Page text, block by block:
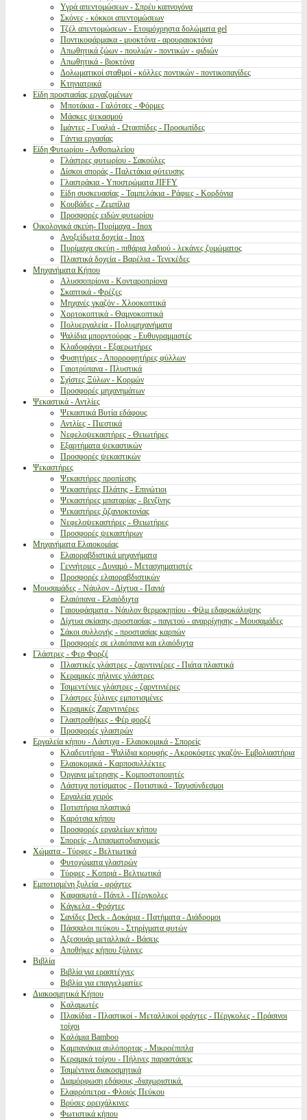
Υγρά απεντομώσεων - Σπρέυ καπνογόνα
Σκόνες - κόκκοι απεντομώσεων
Τζέλ απεντομώσεων - Ετοιμόχρηστα δολώματα gel
Ποντικοφάρμακα - μυοκτόνα - αρουραιοκτόνα
Απωθητικά ζώων - πουλιών - ποντικών - φιδιών
Απωθητικά - βιοκτόνα
Δολωματικοί σταθμοί - κόλλες ποντικών - ποντικοπαγίδες
Κτηνιατρικά
Είδη προστασίας εργαζομένων
Μποτάκια - Γαλότσες - Φόρμες
Μάσκες ψεκασμού
Ιμάντες - Γυαλιά - Ωτασπίδες - Προσωπίδες
Γάντια εργασίας
Είδη Φυτωρίου - Ανθοπωλείου
Γλάστρες φυτωρίου - Σακούλες
Δίσκοι σποράς - Παλετάκια φύτευσης
Γλαστράκια - Υποστρώματα JIFFY
Είδη συσκευασίας - Ταμπελάκια - Ράφιες - Κορδόνια
Κουβάδες - Ζεμπίλια
Προσφορές ειδών φυτωρίου
Οικολογικά σκεύη- Πυρίμαχα - Inox
Ανοξείδωτα δοχεία - Inox
Πυρίμαχα σκεύη - πιθάρια λαδιού - λεκάνες ζυμώματος
Πλαστικά δοχεία - Βαρέλια - Τενεκέδες
Μηχανήματα Κήπου
Αλυσσοπρίονα - Κονταροπρίονα
Σκαπτικά - Φρέζες
Μηχανές γκαζόν - Χλοοκοπτικά
Χορτοκοπτικά - Θαμνοκοπτικά
Πολυεργαλεία - Πολυμηχανήματα
Ψαλίδια μπορντούρας - Ευθυγραμμιστές
Κλαδοφάγοι - Εξαερωτήρες
Φυσητήρες - Απορροφητήρες φύλλων
Γαιοτρύπανα - Πλυστικά
Σχίστες Ξύλων - Κορμών
Προσφορές μηχανημάτων
Ψεκαστικά - Αντλίες
Ψεκαστικά Βυτία εδάφους
Αντλίες - Πιεστικά
Νεφελοψεκαστήρες - Θειωτήρες
Εξαρτήματα ψεκαστικών
Προσφορές ψεκαστικών
Ψεκαστήρες
Ψεκαστήρες προπίεσης
Ψεκαστήρες Πλάτης - Επινώτιοι
Ψεκαστήρες μπαταρίας - βενζίνης
Ψεκαστήρες ζιζανιοκτονίας
Νεφελοψεκαστήρες - Θειωτήρες
Προσφορές ψεκαστήρων
Μηχανήματα Ελαιοκομίας
Ελαιοραβδιστικά μηχανήματα
Γεννήτριες - Δυναμό - Μετασχηματιστές
Προσφορές ελαιοραβδιστικών
Μουσαμάδες - Νάυλον - Δίχτυα - Πανιά
Ελαιόπανα - Ελαιόδιχτα
Γαιουφάσματα - Νάυλον θερμοκηπίου - Φίλμ εδαφοκάλυψης
Δίχτυα σκίασης-προστασίας - παγετού - αναρρίχησης - Μουσαμάδες
Σάκοι συλλογής - προστασίας καρπών
Προσφορές σε ελαιόπανα και ελαιόδιχτα
Γλάστρες - Φερ Φορζέ
Πλαστικές γλάστρες - ζαρντινιέρες - Πιάτα πλαστικά
Κεραμικές πήλινες γλάστρες
Τσιμεντένιες γλάστρες - ζαρντινιέρες
Γλάστρες ξύλινες εμποτισμένες
Κεραμικές Ζαρντινιέρες
Γλαστροθήκες - Φέρ φορζέ
Προσφορές γλαστρών
Εργαλεία κήπου - Λάστιχα - Ελαιοκομικά - Σπορείς
Κλαδευτήρια - Ψαλίδια κορυφής - Ακροκόφτες γκαζόν- Εμβολιαστήρια
Ελαιοκομικά - Καρποσυλλέκτες
Όργανα μέτρησης - Κομποστοποιητές
Λάστιχα ποτίσματος - Ποτιστικά - Ταχυσύνδεσμοι
Εργαλεία χειρός
Ποτιστήρια πλαστικά
Καρότσια κήπου
Προσφορές εργαλείων κήπου
Σπορείς - Λιπασματοδιανομείς
Χώματα - Τύρφες - Βελτιωτικά
Φυτοχώματα γλαστρών
Τύρφες - Κοπριά - Βελτιωτικά
Εμποτισμένη ξυλεία - φράχτες
Καφασωτά - Πάνελ - Πέργκολες
Κάγκελα - Φράχτες
Σανίδες Deck - Δοκάρια - Πατήματα - Διάδρομοι
Πάσσαλοι πεύκου - Στηρίγματα φυτών
Αξεσουάρ μεταλλικά - Βάσεις
Αποθήκες κήπου ξύλινες
Βιβλία
Βιβλία για ερασιτέχνες
Βιβλία για επαγγελματίες
Διακοσμητικά Κήπου
Καλαμωτές
Πλακίδια - Πλαστικοί - Μεταλλικοί φράχτες - Πέργκολες - Πράσινοι
τοίχοι
Καλάμια Bamboo
Καμπανάκια αυλόπορτας - Μικροέπιπλα
Κεραμικά τοίχου - Πήλινες παραστάσεις
Τσιμέντινα διακοσμητικά
Διαμόρφωση εδάφους -διαχωριστικά.
Ελαφρόπετρα - Φλοιός Πεύκου
Βρύσες ορειχάλκινες
Φωτιστικά κήπου